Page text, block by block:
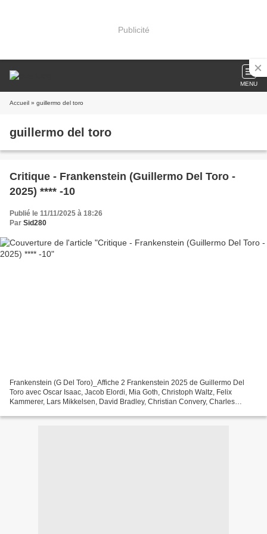
Publicité
MENU
Accueil » guillermo del toro
guillermo del toro
Critique - Frankenstein (Guillermo Del Toro -
2025) **** -10
Publié le 11/11/2025 à 18:26
Par Sid280
Frankenstein (G Del Toro)_Affiche 2 Frankenstein 2025 de Guillermo Del
Toro avec Oscar Isaac, Jacob Elordi, Mia Goth, Christoph Waltz, Felix
Kammerer, Lars Mikkelsen, David Bradley, Christian Convery, Charles